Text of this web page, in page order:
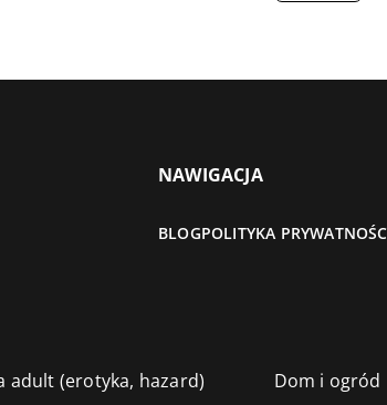
NAWIGACJA
BLOGPOLITYKA
adult (erotyka, hazard) Dom i ogród